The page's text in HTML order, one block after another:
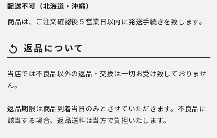
配送不可（北海道・沖縄）
商品は、ご注文確認後５営業日以内に発送手続きを致します。
replay 返品について
当店では不良品以外の返品・交換は一切お受け致しておりませ
ん。
返品期限は商品到着当日のみとさせていただきます。不良品に
該当する場合、返品送料は当方で負担いたします。